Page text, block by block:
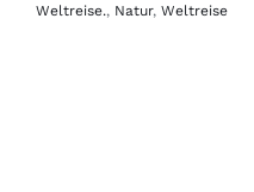
Weltreise., Natur, Weltreise